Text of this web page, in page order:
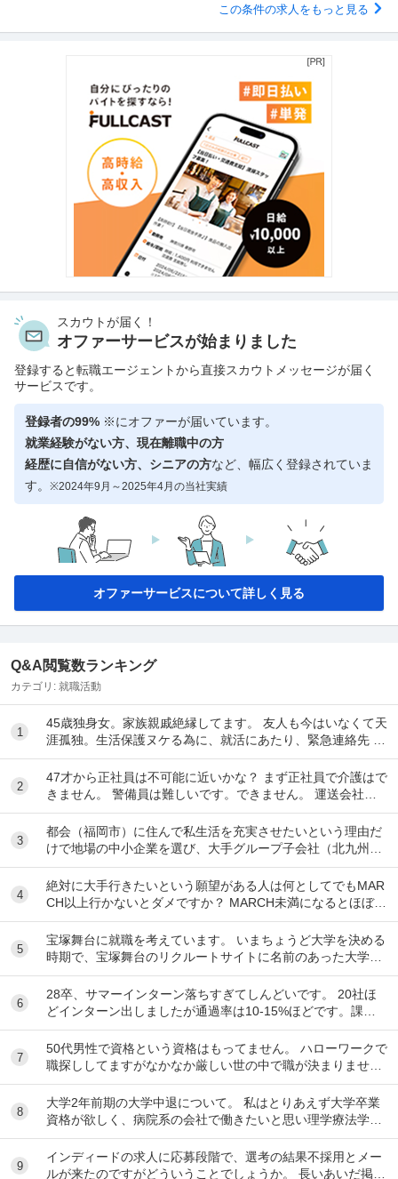
この条件の求人をもっと見る
スカウトが届く！
オファーサービスが始まりました
登録すると転職エージェントから直接スカウトメッセージが届く
サービスです。
登録者の99% ※にオファーが届いています。
就業経験がない方、現在離職中の方
経歴に自信がない方、シニアの方など、幅広く登録されていま
す。 ※2024年9月～2025年4月の当社実績
オファーサービスについて詳しく見る
Q&A閲覧数ランキング
カテゴリ: 就職活動
1
45歳独身女。家族親戚絶縁してます。 友人も今はいなくて天
涯孤独。生活保護ヌケる為に、就活にあたり、緊急連絡先 が
ネックになり駄目になってます。 現在賃...
2
47才から正社員は不可能に近いかな？ まず正社員で介護はで
きません。 警備員は難しいです。できません。 運送会社の
運転手は無理です。できません 過去にうつ...
3
都会（福岡市）に住んで私生活を充実させたいという理由だ
けで地場の中小企業を選び、大手グループ子会社（北九州）
を蹴るのは長期的に見てもったいないですか？
4
絶対に大手行きたいという願望がある人は何としてでもMAR
CH以上行かないとダメですか？ MARCH未満になるとほぼ行
けなくなるのでもしそんな願望がありMA...
5
宝塚舞台に就職を考えています。 いまちょうど大学を決める
時期で、宝塚舞台のリクルートサイトに名前のあった大学に
行こうとしています。 ですが、習い事で「活動...
6
28卒、サマーインターン落ちすぎてしんどいです。 20社ほ
どインターン出しましたが通過率は10-15%ほどです。課題
点を洗い出すなど次に向けて出来ることに...
7
50代男性で資格という資格はもってません。 ハローワークで
職探ししてますがなかなか厳しい世の中で職が決まりませ
ん。 前の会社は閉鎖したため、やむなく無...
8
大学2年前期の大学中退について。 私はとりあえず大学卒業
資格が欲しく、病院系の会社で働きたいと思い理学療法学科
へ入りました。 しかし、そのモチベーションだ...
9
インディードの求人に応募段階で、選考の結果不採用とメー
ルが来たのですがどういうことでしょうか。 長いあいだ掲載